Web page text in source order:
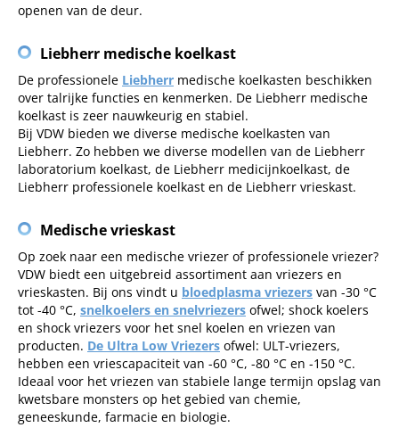
openen van de deur.
Liebherr medische koelkast
De professionele Liebherr medische koelkasten beschikken
over talrijke functies en kenmerken. De Liebherr medische
koelkast is zeer nauwkeurig en stabiel.
Bij VDW bieden we diverse medische koelkasten van
Liebherr. Zo hebben we diverse modellen van de Liebherr
laboratorium koelkast, de Liebherr medicijnkoelkast, de
Liebherr professionele koelkast en de Liebherr vrieskast.
Medische vrieskast
Op zoek naar een medische vriezer of professionele vriezer?
VDW biedt een uitgebreid assortiment aan vriezers en
vrieskasten. Bij ons vindt u bloedplasma vriezers van -30 °C
tot -40 °C, snelkoelers en snelvriezers ofwel; shock koelers
en shock vriezers voor het snel koelen en vriezen van
producten. De Ultra Low Vriezers ofwel: ULT-vriezers,
hebben een vriescapaciteit van -60 °C, -80 °C en -150 °C.
Ideaal voor het vriezen van stabiele lange termijn opslag van
kwetsbare monsters op het gebied van chemie,
geneeskunde, farmacie en biologie.